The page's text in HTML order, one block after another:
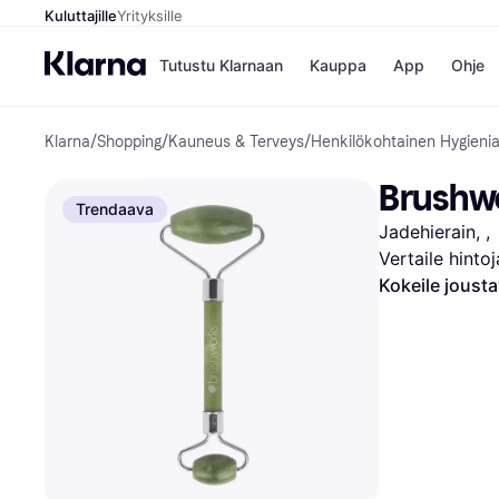
KuluttajilleYrityksille
Tutustu Klarnaan Kauppa
Kaupat
Gigantti
H&M
Peten
Wolt
App Ohje
Klarna/Shopping/Kauneus & Terveys/Henkilökohtainen Hygienia
Trendaava
Jadehierain, ,
Vertaile
Kokeile